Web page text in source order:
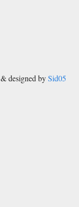
& designed bySid05